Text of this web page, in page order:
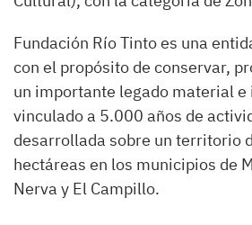
Fundación Río Tinto es una
con el propósito de conservar,
un importante legado material
vinculado a 5.000 años de
desarrollada sobre un territorio
hectáreas en los municipios de
Nerva y El Campillo.